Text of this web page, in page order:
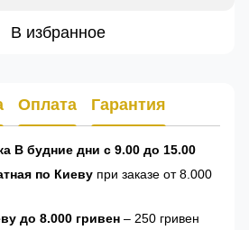
В избранное
Оплата Гарантия
В будние дни с 9.00 до 15.00
по Киеву при заказе от 8.000
до 8.000 гривен – 250 гривен